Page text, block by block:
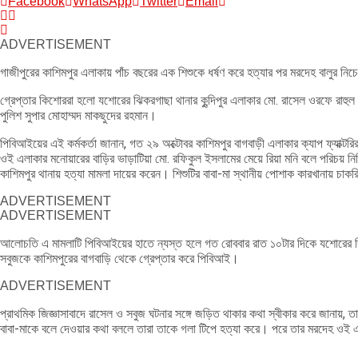
ADVERTISEMENT
গাজীপুরের কাশিমপুর এলাকায় পাঁচ বছরের এক শিশুকে ধর্ষণ করে হত্যার পর মরদেহ বালুর
গ্রেপ্তার কিশোররা হলো যশোরের ঝিকরগাছা থানার কুন্দিপুর এলাকার মো. রাসেল ওরফে
পুলিশ সুপার মোহাম্মদ মাকছুদের রহমান।
পিবিআইয়ের এই কর্মকর্তা জানান, গত ২৯ অক্টোবর কাশিমপুর বাগবাড়ী এলাকার ক্যাপ
ওই এলাকার মনোয়ারের বাড়ির ভাড়াটিয়া মো. রফিকুল ইসলামের মেয়ে রিয়া মনি বলে
কাশিমপুর থানায় হত্যা মামলা দায়ের করেন। শিশুটির বাবা-মা স্থানীয় পোশাক কারখানায়
ADVERTISEMENT
ADVERTISEMENT
আলোচতি এ মামলাটি পিবিআইয়ের হাতে ন্যস্ত হলে গত রোববার রাত ১০টার দিকে যশোরের
সবুজকে কাশিমপুরের বাগবাড়ি থেকে গ্রেপ্তার করে পিবিআই।
ADVERTISEMENT
প্রাথমিক জিজ্ঞাসাবাদে রাসেল ও সবুজ ঘটনার সঙ্গে জড়িত থাকার কথা স্বীকার করে
বাবা-মাকে বলে দেওয়ার কথা বললে তারা তাকে গলা টিপে হত্যা করে। পরে তার মরদেহ ওই